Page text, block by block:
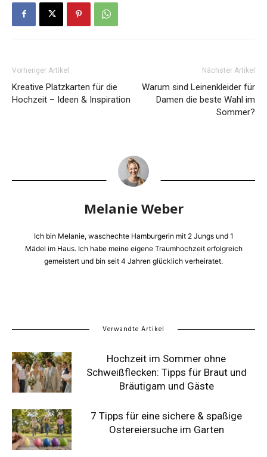
Vorheriger Artikel
Kreative Platzkarten für die
Hochzeit – Ideen & Inspiration
Nächster Artikel
Warum sind Leinenkleider für
Damen die beste Wahl im
Sommer?
Melanie Weber
Ich bin Melanie, waschechte Hamburgerin mit 2 Jungs und 1
Mädel im Haus. Ich habe meine eigene Traumhochzeit erfolgreich
gemeistert und bin seit 4 Jahren glücklich verheiratet.
Verwandte Artikel
Hochzeit im Sommer ohne
Schweißflecken: Tipps für Braut und
Bräutigam und Gäste
7 Tipps für eine sichere & spaßige
Ostereiersuche im Garten